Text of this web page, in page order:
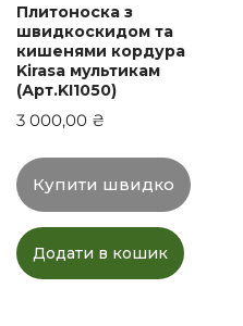
Плитоноска з
швидкоскидом та
кишенями кордура
Kirasa мультикам
(Арт.KI1050)
3 000,00 ₴
Купити швидко
Додати в кошик